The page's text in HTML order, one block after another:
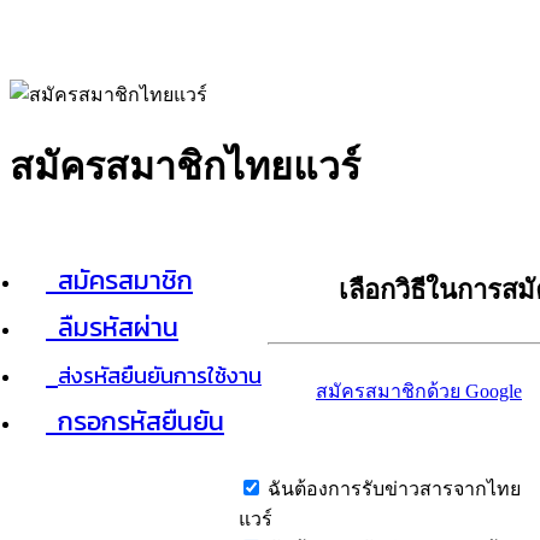
สมัครสมาชิกไทยแวร์
สมัครสมาชิก
ลืมรหัสผ่าน
ส่งรหัสยืนยันการใช้งาน
กรอกรหัสยืนยัน
เลือกวิธีในการส
สมัครสมาชิกด้วย Google
ฉันต้องการรับข่าวสารจากไทย
แวร์